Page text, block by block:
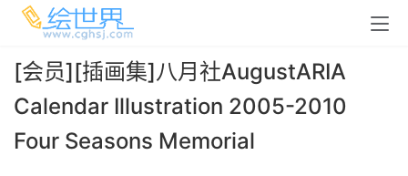
[会员][插画集]八月社AugustARIA
Calendar Illustration 2005-2010
Four Seasons Memorial